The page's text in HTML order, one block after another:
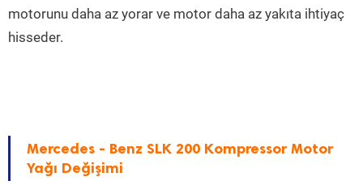
motorunu daha az yorar ve motor daha az yakıta ihtiyaç
hisseder.
Mercedes - Benz SLK 200 Kompressor Motor
Yağı Değişimi